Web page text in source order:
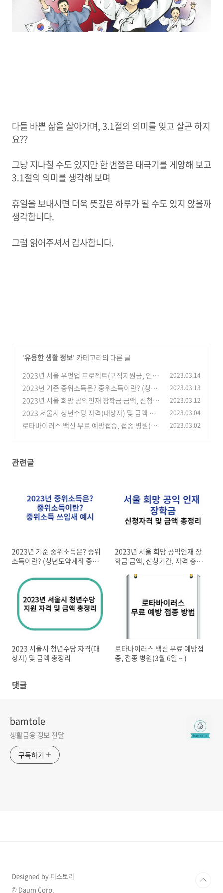
다들 바쁜 삶을 살아가며, 3.1절의 의미를 잊고 살곤 하지
요??
그냥 지나칠 수도 있지만 한 번쯤은 태극기를 게양해 보고
3.1절의 의미를 생각해 보며
휴일을 보내시면 더욱 뜻깊은 하루가 될 수도 있지 않을까
생각합니다.
그럼 읽어주셔서 감사합니다.
'유용한 생활 정보' 카테고리의 다른 글
2023년 서울 우먼업 프로젝트(구직지원금, 인턴
십) 내용 금액 총정리 (0)
2023.03.14
2023년 기준 중위소득은? 중위소득이란? (청년
도약계좌 중위소득)
(0)
2023.03.13
2023년 서울 희망 공익인재 장학금 금액, 신청기
간, 자격 총정리
(0)
2023.03.12
2023 서울시 청년수당 자격(대상자) 및 금액 총
정리 (0)
2023.03.04
로타바이러스 백신 무료 예방접종, 접종 병원(3
2023.03.02
관련글
2023년 기준 중위소득은? 중위
소득이란? (청년도약계좌 중위
2023년 서울 희망 공익인재 장
학금 금액, 신청기간, 자격 총정
2023 서울시 청년수당 자격(대
상자) 및 금액 총정리
로타바이러스 백신 무료 예방접
종, 접종 병원(3월 6일 ~ )
댓글
bamtole
생활금융 정보 전달
구독하기
Designed by 티스토리
© Daum Corp.